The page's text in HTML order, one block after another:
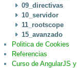
09_directivas
10_servidor
11_rootscope
15_avanzado
Politica de Cookies
Referencias
Curso de AngularJS y